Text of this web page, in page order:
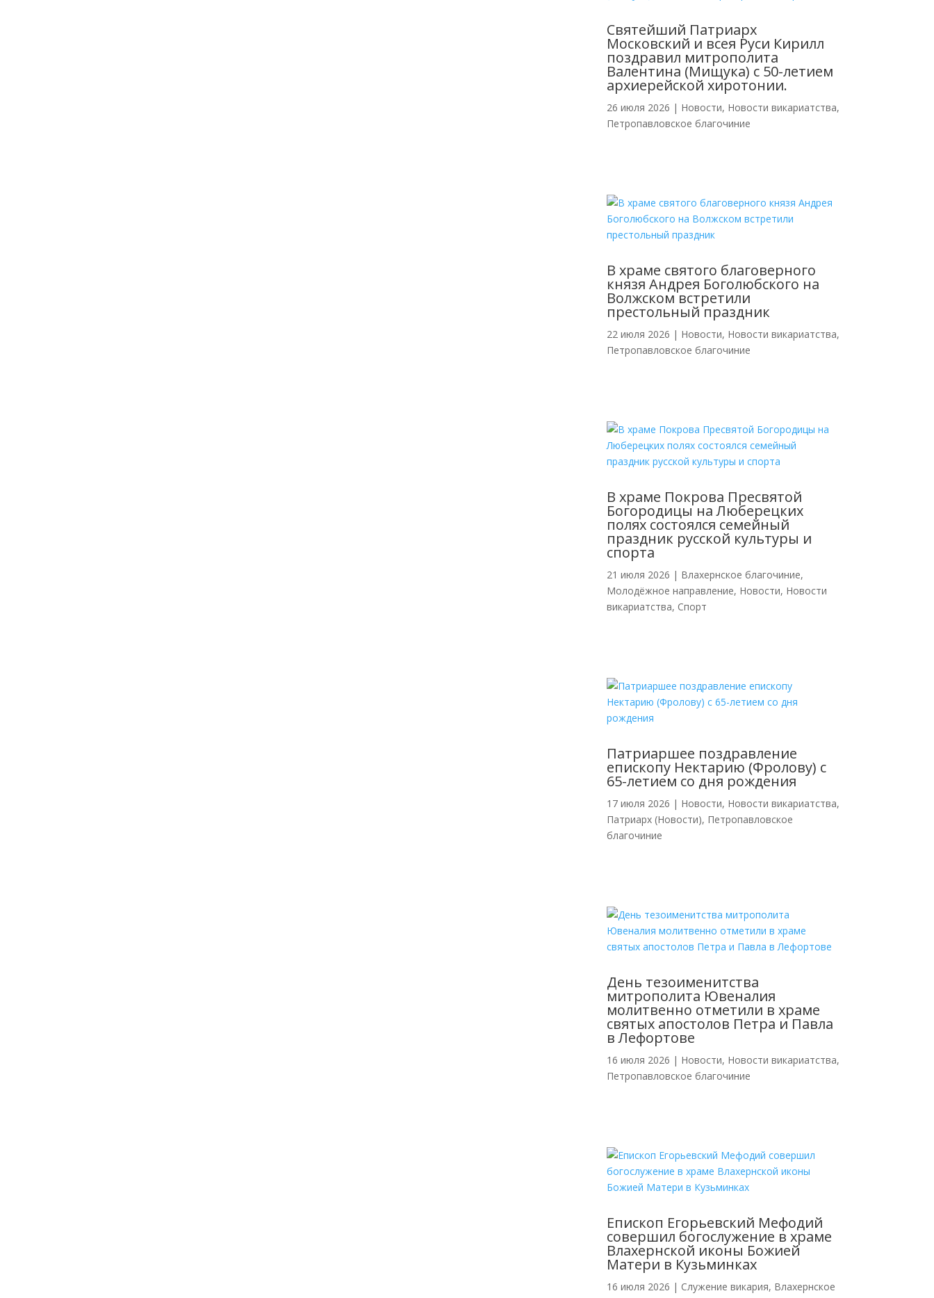
Святейший Патриарх
Московский и всея Руси Кирилл
поздравил митрополита
Валентина (Мищука) с 50-летием
архиерейской хиротонии.
26 июля 2026 | Новости, Новости викариатства,
Петропавловское благочиние
В храме святого благоверного
князя Андрея Боголюбского на
Волжском встретили
престольный праздник
22 июля 2026 | Новости, Новости викариатства,
Петропавловское благочиние
В храме Покрова Пресвятой
Богородицы на Люберецких
полях состоялся семейный
праздник русской культуры и
спорта
21 июля 2026 | Влахернское благочиние,
Молодёжное направление, Новости, Новости
викариатства, Спорт
Патриаршее поздравление
епископу Нектарию (Фролову) с
65-летием со дня рождения
17 июля 2026 | Новости, Новости викариатства,
Патриарх (Новости), Петропавловское
благочиние
День тезоименитства
митрополита Ювеналия
молитвенно отметили в храме
святых апостолов Петра и Павла
в Лефортове
16 июля 2026 | Новости, Новости викариатства,
Петропавловское благочиние
Епископ Егорьевский Мефодий
совершил богослужение в храме
Влахернской иконы Божией
Матери в Кузьминках
16 июля 2026 | Cлужение викария, Влахернское